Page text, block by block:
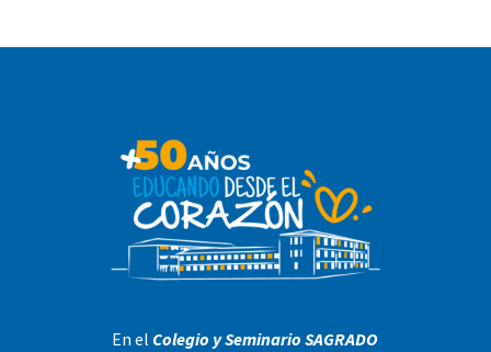
En el Colegio y Seminario SAGRADO